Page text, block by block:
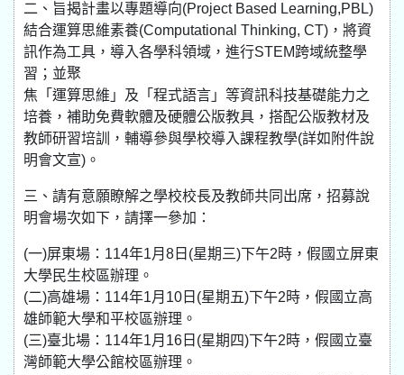
二、旨揭計畫以專題導向(Project Based Learning,PBL)
結合運算思維素養(Computational Thinking, CT)，將資
訊作為工具，導入各學科領域，進行STEM跨域統整學
習；並聚
焦「運算思維」及「程式語言」等資訊科技基礎能力之
培養，補助免費軟體及硬體公版教具，搭配公版教材及
教師研習培訓，輔導參與學校導入課程教學(詳如附件說
明會文宣)。
三、請有意願瞭解之學校校長及教師共同出席，招募說
明會場次如下，請擇一參加：
(一)屏東場：114年1月8日(星期三)下午2時，假國立屏東
大學民生校區辦理。
(二)高雄場：114年1月10日(星期五)下午2時，假國立高
雄師範大學和平校區辦理。
(三)臺北場：114年1月16日(星期四)下午2時，假國立臺
灣師範大學公館校區辦理。